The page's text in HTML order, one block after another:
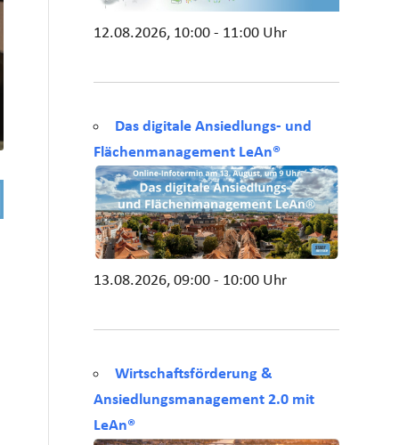
12.08.2026, 10:00 - 11:00 Uhr
Das digitale Ansiedlungs- und
Flächenmanagement LeAn®
13.08.2026, 09:00 - 10:00 Uhr
Wirtschaftsförderung &
Ansiedlungsmanagement 2.0 mit
LeAn®